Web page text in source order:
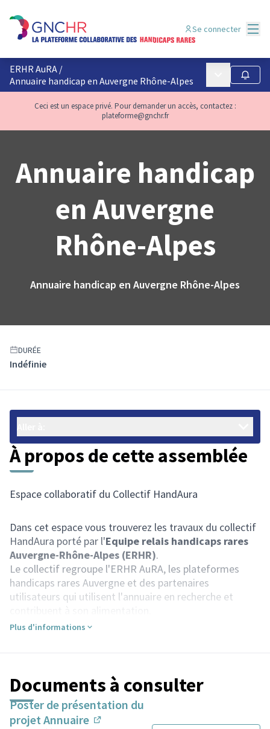
Se connecter
ERHR AuRA /
Annuaire handicap en Auvergne Rhône-Alpes
Menu Suivre
Ceci est un espace privé. Pour demander un accès, contactez :
plateforme@gnchr.fr
Annuaire handicap
en Auvergne
Rhône-Alpes
Annuaire handicap en Auvergne Rhône-Alpes
DURÉE
Indéfinie
À propos de cette assemblée
Espace collaboratif du Collectif HandAura
Dans cet espace vous trouverez les travaux du collectif
HandAura porté par l'Equipe relais handicaps rares
Auvergne-Rhône-Alpes (ERHR).
Le collectif regroupe l'ERHR AuRA, les plateformes
handicaps rares Auvergne et des partenaires
utilisateurs qui utilisent l'annuaire en recherche et
Les objectifs de ce collectif
d'utilisation partagée du logiciel
réfléchir et œuvrer au déploiement du projet à l'échelle
régionale
Plus d'informations
Documents à consulter
Poster de présentation du
projet Annuaire